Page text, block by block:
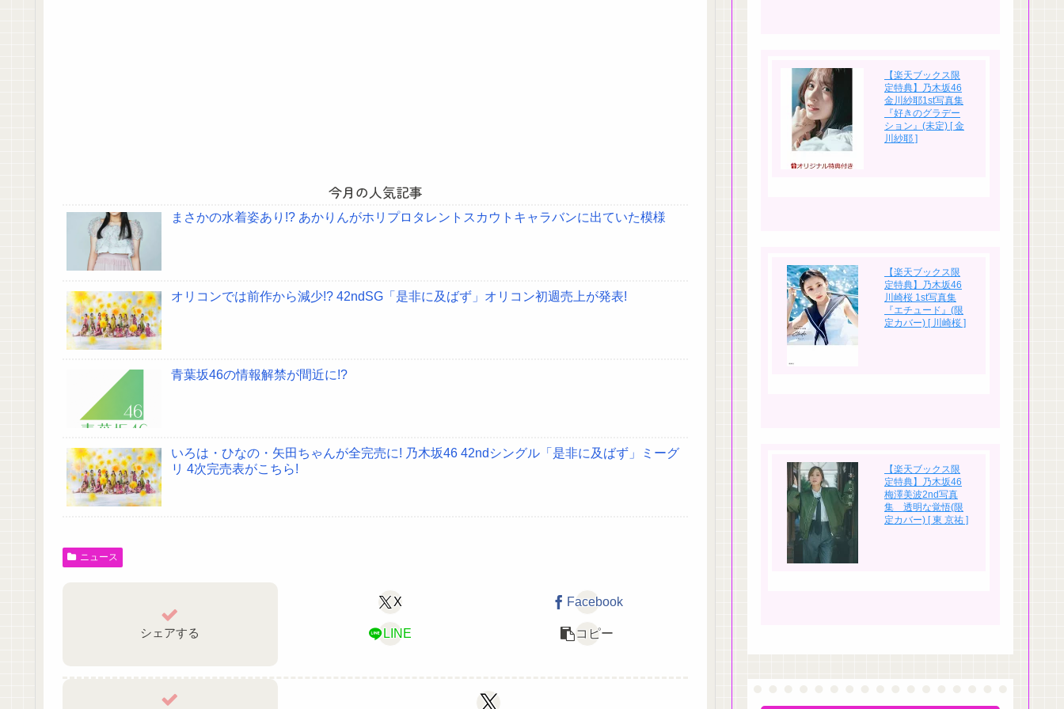
今月の人気記事
まさかの水着姿あり!? あかりんがホリプロタレントスカウトキャラバンに出ていた模様
オリコンでは前作から減少!? 42ndSG「是非に及ばず」オリコン初週売上が発表!
青葉坂46の情報解禁が間近に!?
いろは・ひなの・矢田ちゃんが全完売に! 乃木坂46 42ndシングル「是非に及ばず」ミーグ
リ 4次完売表がこちら!
ニュース
シェアする
X Facebook
LINE コピー
【楽天ブックス限
定特典】乃木坂46
金川紗耶1st写真集
『好きのグラデー
ション』(未定) [ 金
川紗耶 ]
【楽天ブックス限
定特典】乃木坂46
川崎桜 1st写真集
『エチュード』(限
定カバー) [ 川崎桜 ]
【楽天ブックス限
定特典】乃木坂46
梅澤美波2nd写真
集 透明な覚悟(限
定カバー) [ 東 京祐 ]